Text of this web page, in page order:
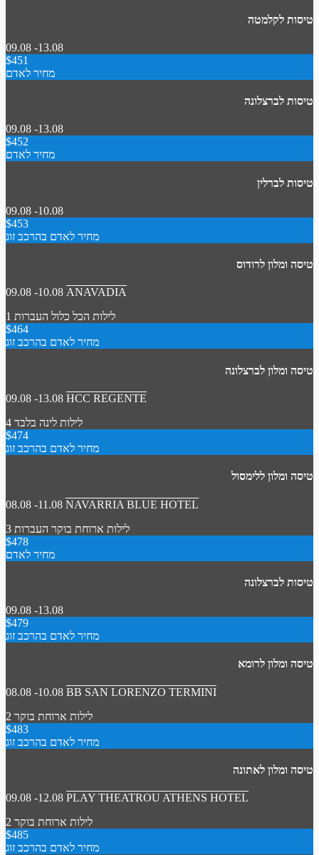
טיסות לקלמטה
09.08 -13.08
$451
מחיר לאדם
טיסות לברצלונה
09.08 -13.08
$452
מחיר לאדם
טיסות לברלין
09.08 -10.08
$453
מחיר לאדם בהרכב זוג
טיסה ומלון לרודוס
09.08 -10.08 ANAVADIA
1 לילות הכל כלול העברות
$464
מחיר לאדם בהרכב זוג
טיסה ומלון לברצלונה
09.08 -13.08 HCC REGENTE
4 לילות לינה בלבד
$474
מחיר לאדם בהרכב זוג
טיסה ומלון ללימסול
08.08 -11.08 NAVARRIA BLUE HOTEL
3 לילות ארוחת בוקר העברות
$478
מחיר לאדם
טיסות לברצלונה
09.08 -13.08
$479
מחיר לאדם בהרכב זוג
טיסה ומלון לרומא
08.08 -10.08 BB SAN LORENZO TERMINI
2 לילות ארוחת בוקר
$483
מחיר לאדם בהרכב זוג
טיסה ומלון לאתונה
09.08 -12.08 PLAY THEATROU ATHENS HOTEL
2 לילות ארוחת בוקר
$485
מחיר לאדם בהרכב זוג